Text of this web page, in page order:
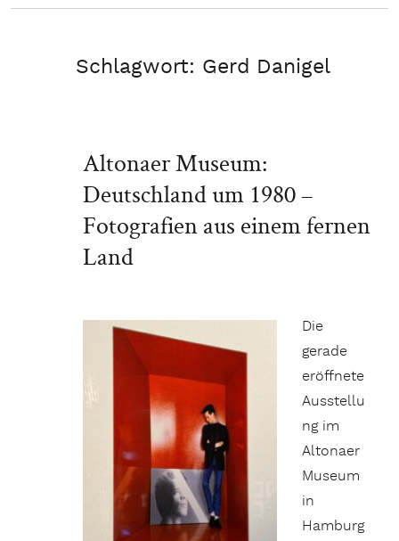
Schlagwort: Gerd Danigel
Altonaer Museum:
Deutschland um 1980 –
Fotografien aus einem fernen
Land
Die
gerade
eröffnete
Ausstellu
ng im
Altonaer
Museum
in
Hamburg